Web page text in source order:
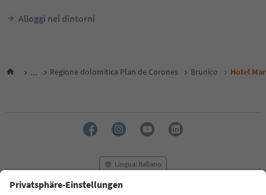
Alloggi nei dintorni
... Regione dolomitica Plan de Corones Brunico Hotel
Lingua: Italiano